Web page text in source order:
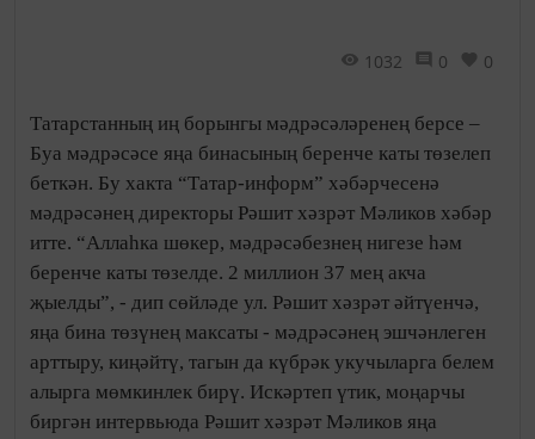
1032 0 0
Татарстанның иң борынгы мәдрәсәләренең берсе –
Буа мәдрәсәсе яңа бинасының беренче каты төзелеп
беткән. Бу хакта “Татар-информ” хәбәрчесенә
мәдрәсәнең директоры Рәшит хәзрәт Мәликов хәбәр
итте. “Аллаһка шөкер, мәдрәсәбезнең нигезе һәм
беренче каты төзелде. 2 миллион 37 мең акча
җыелды”, - дип сөйләде ул. Рәшит хәзрәт әйтүенчә,
яңа бина төзүнең максаты - мәдрәсәнең эшчәнлеген
арттыру, киңәйтү, тагын да күбрәк укучыларга белем
алырга мөмкинлек бирү. Искәртеп үтик, моңарчы
биргән интервьюда Рәшит хәзрәт Мәликов яңа